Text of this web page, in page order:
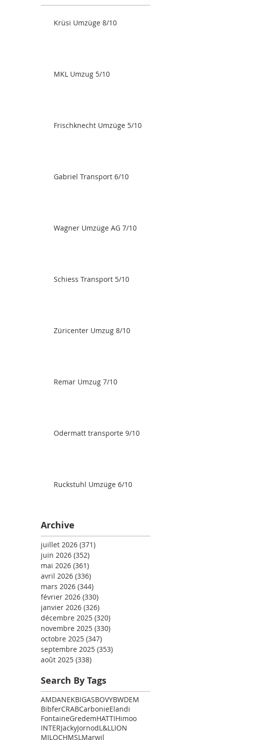
Krüsi Umzüge 8/10
MKL Umzug 5/10
Frischknecht Umzüge 5/10
Gabriel Transport 6/10
Wagner Umzüge AG 7/10
Schiess Transport 5/10
Züricenter Umzug 8/10
Remar Umzug 7/10
Odermatt transporte 9/10
Ruckstuhl Umzüge 6/10
Archive
juillet 2026 (371)
juin 2026 (352)
mai 2026 (361)
avril 2026 (336)
mars 2026 (344)
février 2026 (330)
janvier 2026 (326)
décembre 2025 (320)
novembre 2025 (330)
octobre 2025 (347)
septembre 2025 (353)
août 2025 (338)
Search By Tags
AMDANEKBIGASBOVYBWDEM
BibferCRABCarbonieElandi
FontaineGredemHATTIHimoo
INTERJackyJornodL&LLION
MILOCHMSLMarwil